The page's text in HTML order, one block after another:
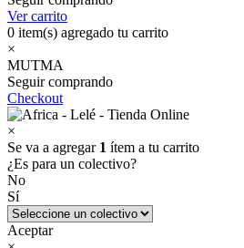
Ver carrito
0 item(s) agregado tu carrito
×
MUTMA
Seguir comprando
Checkout
×
Se va a agregar 1 ítem a tu carrito
¿Es para un colectivo?
No
Sí
Aceptar